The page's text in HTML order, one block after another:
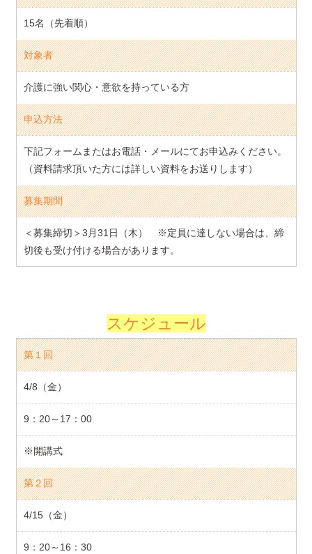
15名（先着順）
対象者
介護に強い関心・意欲を持っている方
申込方法
下記フォームまたはお電話・メールにてお申込みください。
（資料請求頂いた方には詳しい資料をお送りします）
募集期間
＜募集締切＞3月31日（木） ※定員に達しない場合は、締
切後も受け付ける場合があります。
スケジュール
第１回
4/8（金）
9：20～17：00
※開講式
第２回
4/15（金）
9：20～16：30